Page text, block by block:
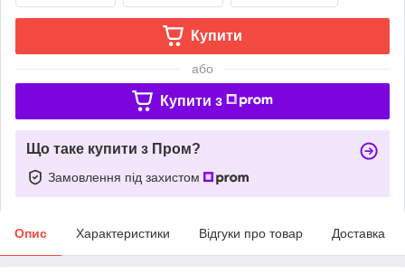
Купити
або
Купити з
Що таке купити з Пром?
Замовлення під захистом
Опис Характеристики Відгуки про товар Доставка